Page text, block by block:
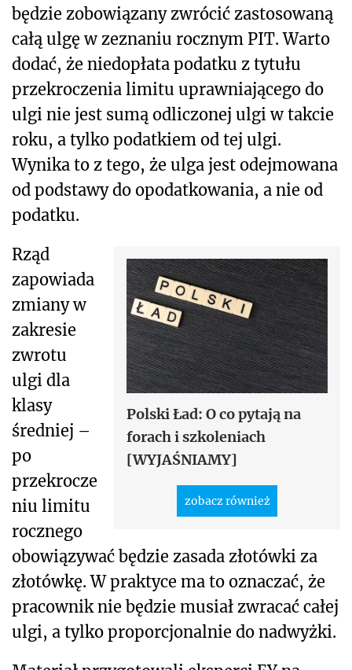
będzie zobowiązany zwrócić zastosowaną
całą ulgę w zeznaniu rocznym PIT. Warto
dodać, że niedopłata podatku z tytułu
przekroczenia limitu uprawniającego do
ulgi nie jest sumą odliczonej ulgi w takcie
roku, a tylko podatkiem od tej ulgi.
Wynika to z tego, że ulga jest odejmowana
od podstawy do opodatkowania, a nie od
podatku.
Polski Ład: O co pytają na
forach i szkoleniach
[WYJAŚNIAMY]
zobacz również
Rząd
zapowiada
zmiany w
zakresie
zwrotu
ulgi dla
klasy
średniej –
po
przekrocze
niu limitu
rocznego
obowiązywać będzie zasada złotówki za
złotówkę. W praktyce ma to oznaczać, że
pracownik nie będzie musiał zwracać całej
ulgi, a tylko proporcjonalnie do nadwyżki.